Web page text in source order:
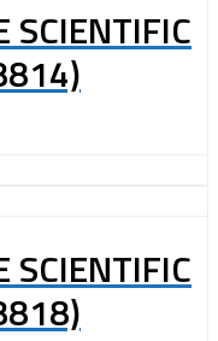
SCIENTIFIC
SCIENTIFIC